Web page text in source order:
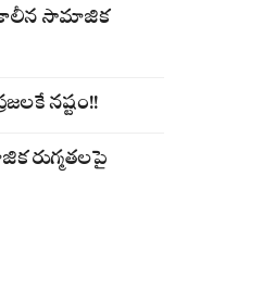
సామాజిక
నష్టం!!
రుగ్మతలపై